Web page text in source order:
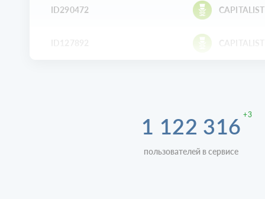
ID290472 CAPITALIST
1 122 316 +3
пользователей в сервисе